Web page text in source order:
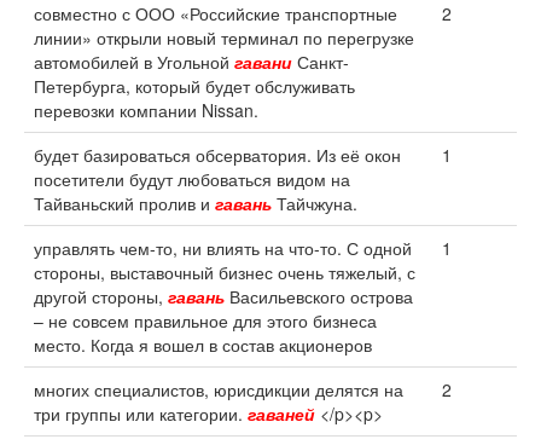
совместно с ООО «Российские транспортные
линии» открыли новый терминал по перегрузке
автомобилей в Угольной гавани Санкт-
Петербурга, который будет обслуживать
перевозки компании Nissan.
2
будет базироваться обсерватория. Из её окон
посетители будут любоваться видом на
Тайваньский пролив и гавань Тайчжуна.
1
управлять чем-то, ни влиять на что-то. С одной
стороны, выставочный бизнес очень тяжелый, с
другой стороны, гавань Васильевского острова
– не совсем правильное для этого бизнеса
место. Когда я вошел в состав акционеров
1
многих специалистов, юрисдикции делятся на
три группы или категории. гаваней </p><p>
2